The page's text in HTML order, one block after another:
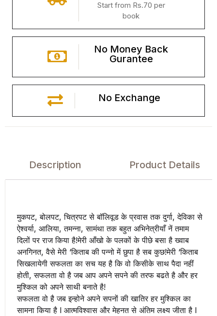
Start from Rs.70 per
book
No Money Back
Gurantee
No Exchange
Description Product Details
मुकपट, बोलपट, चित्रपट से बॉलिवूड के प्रवास तक दुर्गा, देविका से
ऐश्वर्या, आलिया, तमन्ना, सामंथा तक बहुत अभिनेत्रीयाँ नें तमाम
दिलों पर राज किया है!मेरी आँखो के पलकों के पीछे बसा है ख्वाब
अनगिनत, वैसे मेरी ‘किताब की पन्नो में छुपा है सब कुछ!मेरी ‘किताब
सिखलायेगी सफलता का सच यह है कि वो किसीके साथ पैदा नहीं
होती, सफलता वो है जब आप अपने सपने की तरफ बढते है और हर
मुश्किल को अपने साथी बनाते है!
सफलता वो है जब इन्होने अपने सपनों की खातिर हर मुश्किल का
सामना किया है l आत्मविश्वास और मेहनत से अंतिम लक्ष्य जीता है l